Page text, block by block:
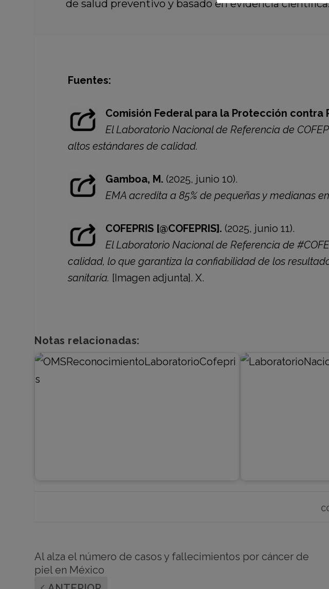
de salud preventivo y basado en evidencia
Fuentes:
Comisión Federal para la Protección contra
El Laboratorio Nacional de Referencia de
altos estándares de calidad.
Gamboa, M. (2025, junio 10).
EMA acredita a 85% de pequeñas y medianas
COFEPRIS [@COFEPRIS]. (2025, junio 11).
El Laboratorio Nacional de Referencia de
calidad, lo que garantiza la confiabilidad de los
sanitaria. [Imagen adjunta]. X.
Notas relacionadas:
Al alza el número de casos y fallecimientos por cáncer de
piel en México